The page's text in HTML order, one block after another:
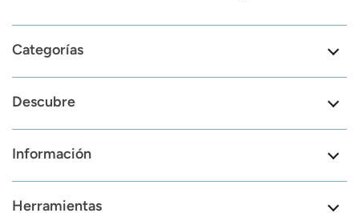
Categorías
Descubre
Información
Herramientas